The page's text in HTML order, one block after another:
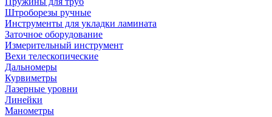
Штроборезы ручные
Инструменты для укладки ламината
Заточное оборудование
Измерительный инструмент
Вехи телескопические
Дальномеры
Курвиметры
Лазерные уровни
Линейки
Манометры